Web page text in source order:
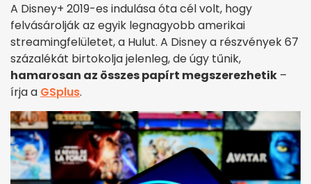
A Disney+ 2019-es indulása óta cél volt, hogy
felvásárolják az egyik legnagyobb amerikai
streamingfelületet, a Hulut. A Disney a részvények 67
százalékát birtokolja jelenleg, de úgy tűnik,
hamarosan az összes papírt megszerezhetik –
írja a GSplus.